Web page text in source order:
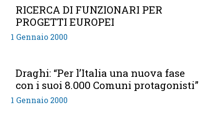
RICERCA DI FUNZIONARI PER
PROGETTI EUROPEI
1 Gennaio 2000
Draghi: “Per l’Italia una nuova fase
con i suoi 8.000 Comuni protagonisti”
1 Gennaio 2000